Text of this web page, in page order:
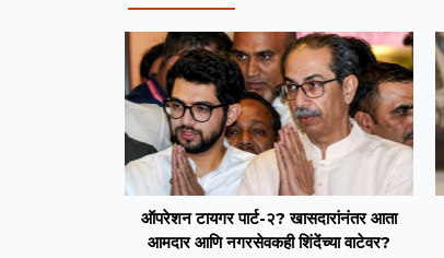
ऑपरेशन टायगर पार्ट-२? खासदारांनंतर आता
आमदार आणि नगरसेवकही शिंदेंच्या वाटेवर?